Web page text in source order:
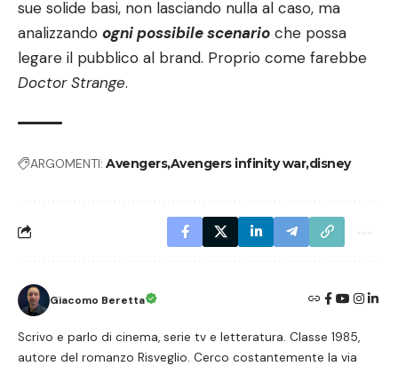
sue solide basi, non lasciando nulla al caso, ma
analizzando ogni possibile scenario che possa
legare il pubblico al brand. Proprio come farebbe
Doctor Strange.
ARGOMENTI: AvengersAvengers infinity wardisney
Giacomo Beretta
Scrivo e parlo di cinema, serie tv e letteratura. Classe 1985,
autore del romanzo Risveglio. Cerco costantemente la via